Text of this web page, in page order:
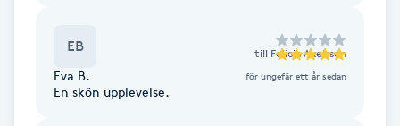
Fettreducering
Fibromassage
EB till Felicia Axelsson
Eva B. för ungefär ett år sedan
En skön upplevelse.